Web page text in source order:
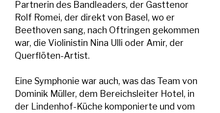
Partnerin des Bandleaders, der Gasttenor
Rolf Romei, der direkt von Basel, wo er
Beethoven sang, nach Oftringen gekommen
war, die Violinistin Nina Ulli oder Amir, der
Querflöten-Artist.
Eine Symphonie war auch, was das Team von
Dominik Müller, dem Bereichsleiter Hotel, in
der Lindenhof-Küche komponierte und vom